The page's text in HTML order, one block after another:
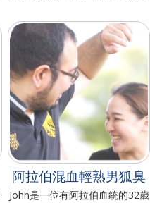
阿拉伯混血輕熟男狐臭
John是一位有阿拉伯血統的32歲